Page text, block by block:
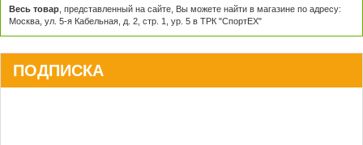
Весь товар , представленный на сайте, Вы можете найти в магазине по адресу:
Москва, ул. 5-я Кабельная, д. 2, стр. 1, ур. 5 в ТРК "СпортЕХ"
ПОДПИСКА